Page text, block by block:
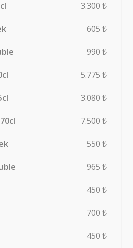
3.300 ₺
605 ₺
990 ₺
5.775 ₺
3.080 ₺
7.500 ₺
550 ₺
965 ₺
450 ₺
700 ₺
450 ₺